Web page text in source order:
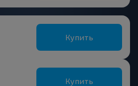
Купить
Купить